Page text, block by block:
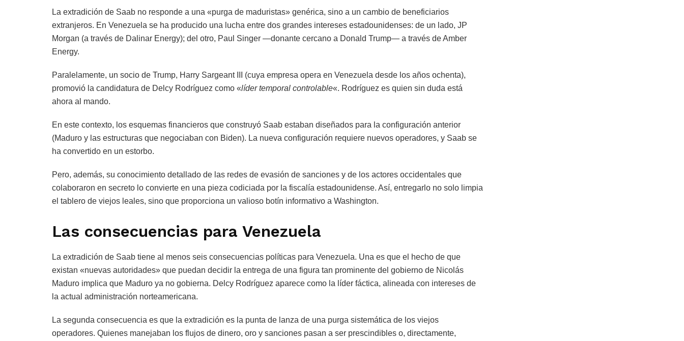
La extradición de Saab no responde a una «purga de maduristas» genérica, sino a un cambio de beneficiarios
extranjeros. En Venezuela se ha producido una lucha entre dos grandes intereses estadounidenses: de un lado, JP
Morgan (a través de Dalinar Energy); del otro, Paul Singer —donante cercano a Donald Trump— a través de Amber
Energy.
Paralelamente, un socio de Trump, Harry Sargeant III (cuya empresa opera en Venezuela desde los años ochenta),
promovió la candidatura de Delcy Rodríguez como «líder temporal controlable«. Rodríguez es quien sin duda está
ahora al mando.
En este contexto, los esquemas financieros que construyó Saab estaban diseñados para la configuración anterior
(Maduro y las estructuras que negociaban con Biden). La nueva configuración requiere nuevos operadores, y Saab se
ha convertido en un estorbo.
Pero, además, su conocimiento detallado de las redes de evasión de sanciones y de los actores occidentales que
colaboraron en secreto lo convierte en una pieza codiciada por la fiscalía estadounidense. Así, entregarlo no solo limpia
el tablero de viejos leales, sino que proporciona un valioso botín informativo a Washington.
Las consecuencias para Venezuela
La extradición de Saab tiene al menos seis consecuencias políticas para Venezuela. Una es que el hecho de que
existan «nuevas autoridades» que puedan decidir la entrega de una figura tan prominente del gobierno de Nicolás
Maduro implica que Maduro ya no gobierna. Delcy Rodríguez aparece como la líder fáctica, alineada con intereses de
la actual administración norteamericana.
La segunda consecuencia es que la extradición es la punta de lanza de una purga sistemática de los viejos
operadores. Quienes manejaban los flujos de dinero, oro y sanciones pasan a ser prescindibles o, directamente,